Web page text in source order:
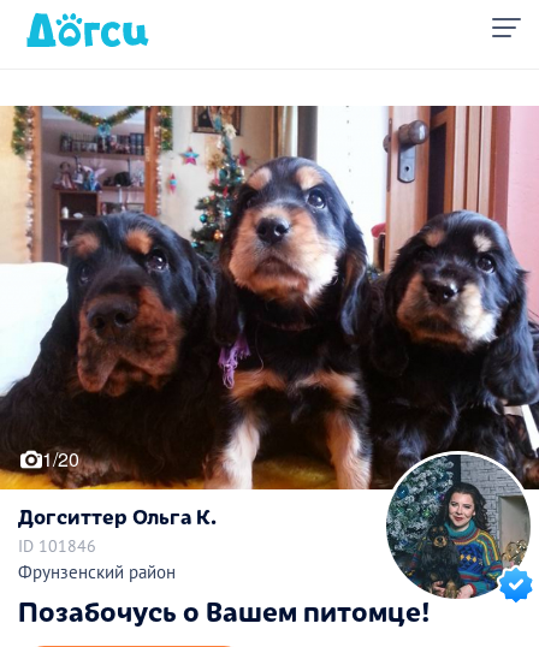
1/20
Догситтер Ольга К.
ID 101846
Фрунзенский район
Позабочусь о Вашем питомце!